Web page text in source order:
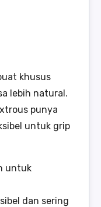
khusus
lebih natural.
punya
untuk grip
untuk
dan sering